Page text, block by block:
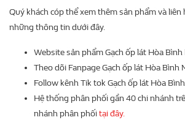
Quý khách cóp thể xem thêm sản phẩm và liên
những thông tin dưới đây.
Website sản phẩm Gạch ốp lát Hòa Bình
Theo dõi Fanpage Gạch ốp lát Hòa Bình
Follow kênh Tik tok Gạch ốp lát Hòa
Hệ thống phân phối gần 40 chi nhánh
nhánh phân phốitại đây.